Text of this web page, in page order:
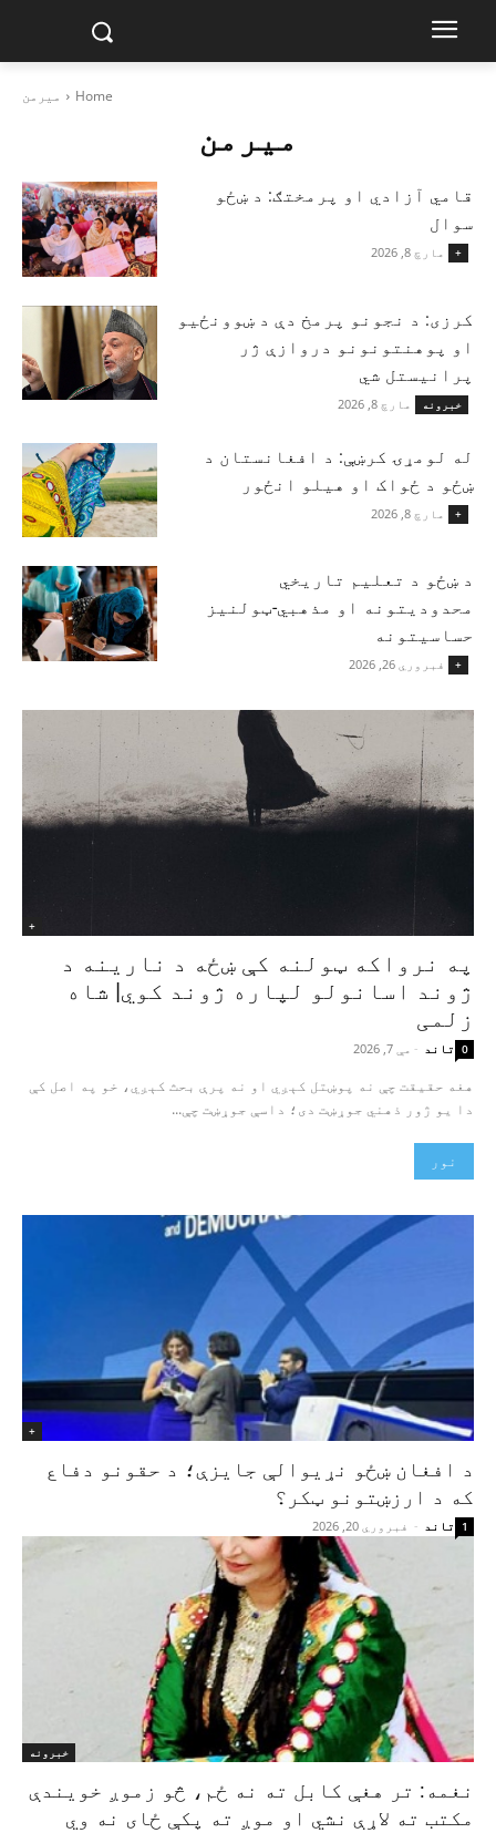
Home میرمن
میرمن
قامي آزادي او پرمختګ: د ښځو
سوال
+ مارچ 8, 2026
کرزی: د نجونو پرمخ دې د ښوونځیو
او پوهنتونونو دروازې ژر
پرانیستل شي
خبرونه مارچ 8, 2026
له لومړۍ کرښې: د افغانستان د
ښځو د ځواک او هیلو انځور
+ مارچ 8, 2026
د ښځو د تعلیم تاریخي
محدودیتونه او مذهبي-ټولنیز
حساسیتونه
+ فبروري 26, 2026
+
په نرواکه ټولنه کې ښځه د نارینه د
ژوند اسانولو لپاره ژوند کوي| شاه
زلمی
تاند - مې 7, 2026 0
هغه حقیقت چې نه پوښتل کېږي او نه پرې بحث کېږي، خو په اصل کې
دا یو ژور ذهني جوړښت دی؛ داسې جوړښت چې...
نور
+
د افغان ښځو نړیوالې جایزې؛ د حقونو دفاع
که د ارزښتونو ټکر؟
تاند - فبروري 20, 2026 1
خبرونه
نغمه: تر هغې کابل ته نه ځم، څو زموږ خویندې
مکتب ته لاړې نشي او موږ ته پکې ځای نه وي